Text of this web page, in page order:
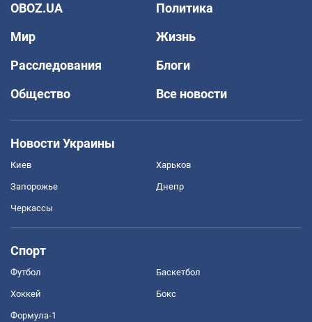
OBOZ.UA
Политика
Мир
Жизнь
Расследования
Блоги
Общество
Все новости
Новости Украины
Киев Харьков
Запорожье Днепр
Черкассы
Спорт
Футбол Баскетбол
Хоккей Бокс
Формула-1